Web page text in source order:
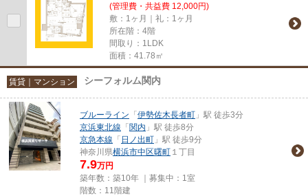
(管理費・共益費 12,000円)
敷：1ヶ月｜礼：1ヶ月
所在階：4階
間取り：1LDK
面積：41.78㎡
賃貸｜マンション シーフォルム関内
ブルーライン 「 伊勢佐木長者町 」駅 徒歩3分
京浜東北線 「 関内 」駅 徒歩8分
京急本線 「 日ノ出町 」駅 徒歩9分
神奈川県横浜市中区曙町 １丁目
7.9万円
築年数：築10年 ｜募集中： 1室
階数：11階建